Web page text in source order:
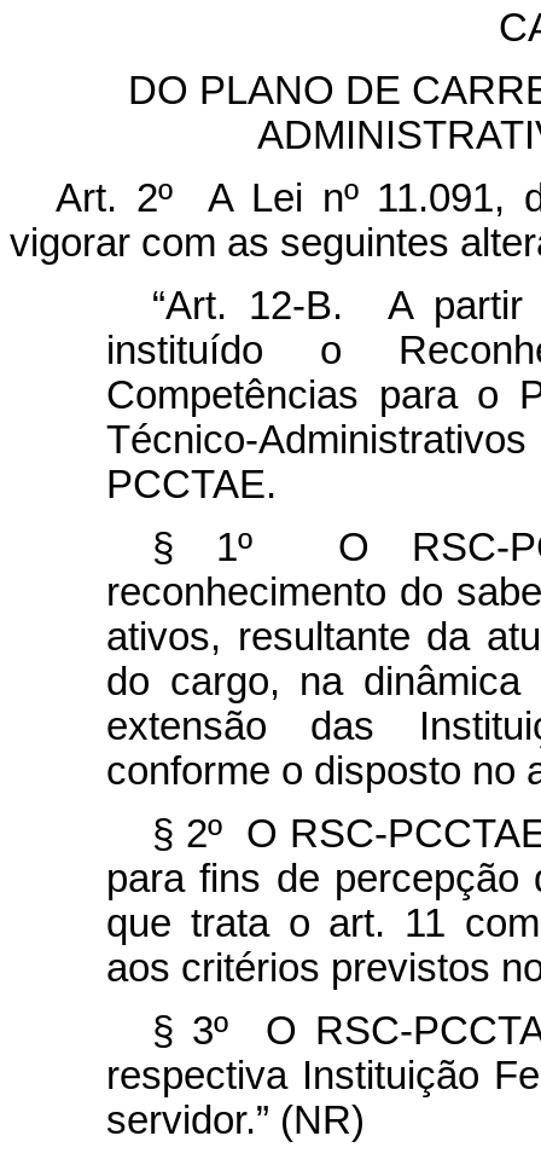
DO PLANO DE
Art. 2º A Lei nº 11.091,
vigorar com as seguintes
“Art. 12-B. A
instituído o
Competências para o
Técnico-
PCCTAE.
§ 1º O RSC-
reconhecimento do
ativos, resultante da
do cargo, na
extensão das
conforme o disposto no
§ 2º O RSC-
para fins de percepção
que trata o art. 11
aos critérios previstos
§ 3º O RSC-
respectiva Instituição
servidor.” (NR)